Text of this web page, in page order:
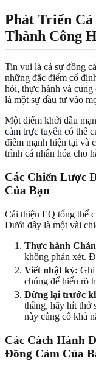
Phát Triển
Thành Công
Tin vui là cả sự đồng
những đặc điểm cố
hỏi, thực hành và
là một sự đầu tư vào
Một điểm khởi đầu
cảm trực tuyến có thể
điểm mạnh hiện tại và
trình cá nhân hóa cho
Các Chiến Lược
Của Bạn
Cải thiện EQ tổng thể
Dưới đây là một vài
Thực hành
không phán xét.
Viết nhật ký: Ghi
chúng để hiểu rõ
Dừng lại trước
thẳng, hãy hít thở
này củng cố khả
Các Cách Hành
Đồng Cảm Của